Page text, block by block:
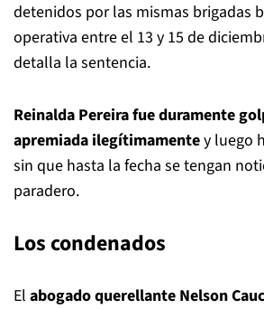
detenidos por las mismas brigadas
operativa entre el 13 y 15 de
detalla la sentencia.
Reinalda Pereira fue duramente
apremiada ilegítimamentey luego
sin que hasta la fecha se tengan
paradero.
Los condenados
El abogado querellante Nelson